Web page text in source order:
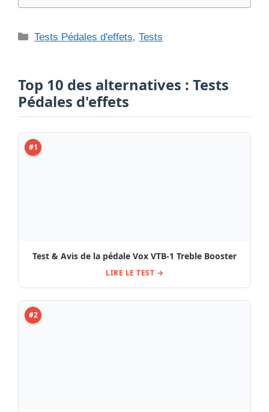
Catégories
Tests Pédales d'effets,Tests
Top 10 des alternatives : Tests
Pédales d'effets
#1
Test & Avis de la pédale Vox VTB-1 Treble Booster
LIRE LE TEST →
#2